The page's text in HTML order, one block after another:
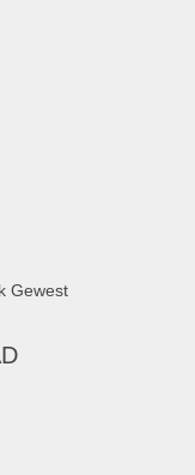
Gewest